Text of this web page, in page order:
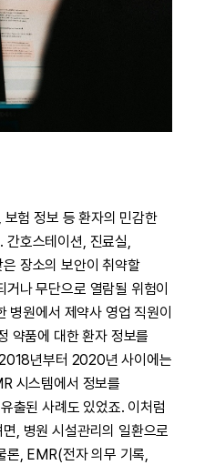
험 정보 등 환자의 민감한
간호스테이션, 진료실,
장소의 보안이 취약할
나 무단으로 열람될 위험이
원에서 제약사 영업 직원이
약품에 대한 환자 정보를
년부터 2020년 사이에는
시스템에서 정보를
출된 사례도 있었죠. 이처럼
, 병원 시설관리의 일환으로
론, EMR(전자 의무 기록,